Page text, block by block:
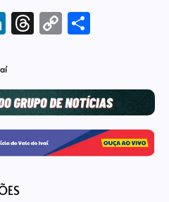
LinkedIn
Threads
Copy